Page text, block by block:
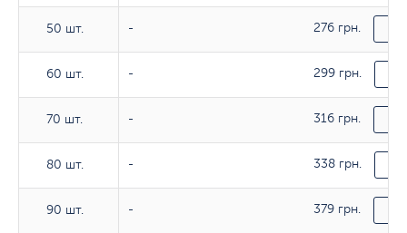
50 шт.
60 шт.
70 шт.
80 шт.
90 шт.
50 шт. - 276 грн.
60 шт. - 299 грн.
70 шт. - 316 грн.
80 шт. - 338 грн.
90 шт. - 379 грн.